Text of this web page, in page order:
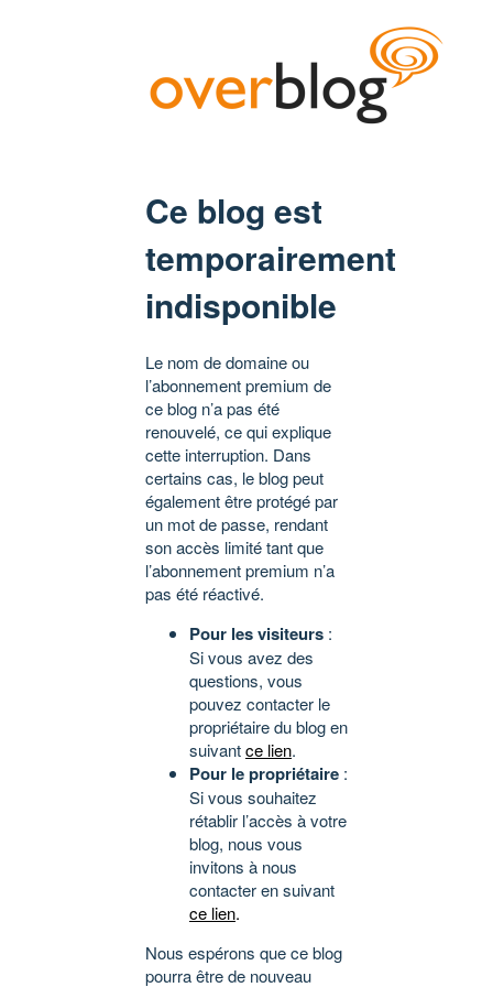
Ce blog est
temporairement
indisponible
Le nom de domaine ou
l’abonnement premium de
ce blog n’a pas été
renouvelé, ce qui explique
cette interruption. Dans
certains cas, le blog peut
également être protégé par
un mot de passe, rendant
son accès limité tant que
l’abonnement premium n’a
pas été réactivé.
Pour les visiteurs :
Si vous avez des
questions, vous
pouvez contacter le
propriétaire du blog en
suivantce lien.
Pour le propriétaire :
Si vous souhaitez
rétablir l’accès à votre
blog, nous vous
invitons à nous
contacter en suivant
ce lien.
Nous espérons que ce blog
pourra être de nouveau